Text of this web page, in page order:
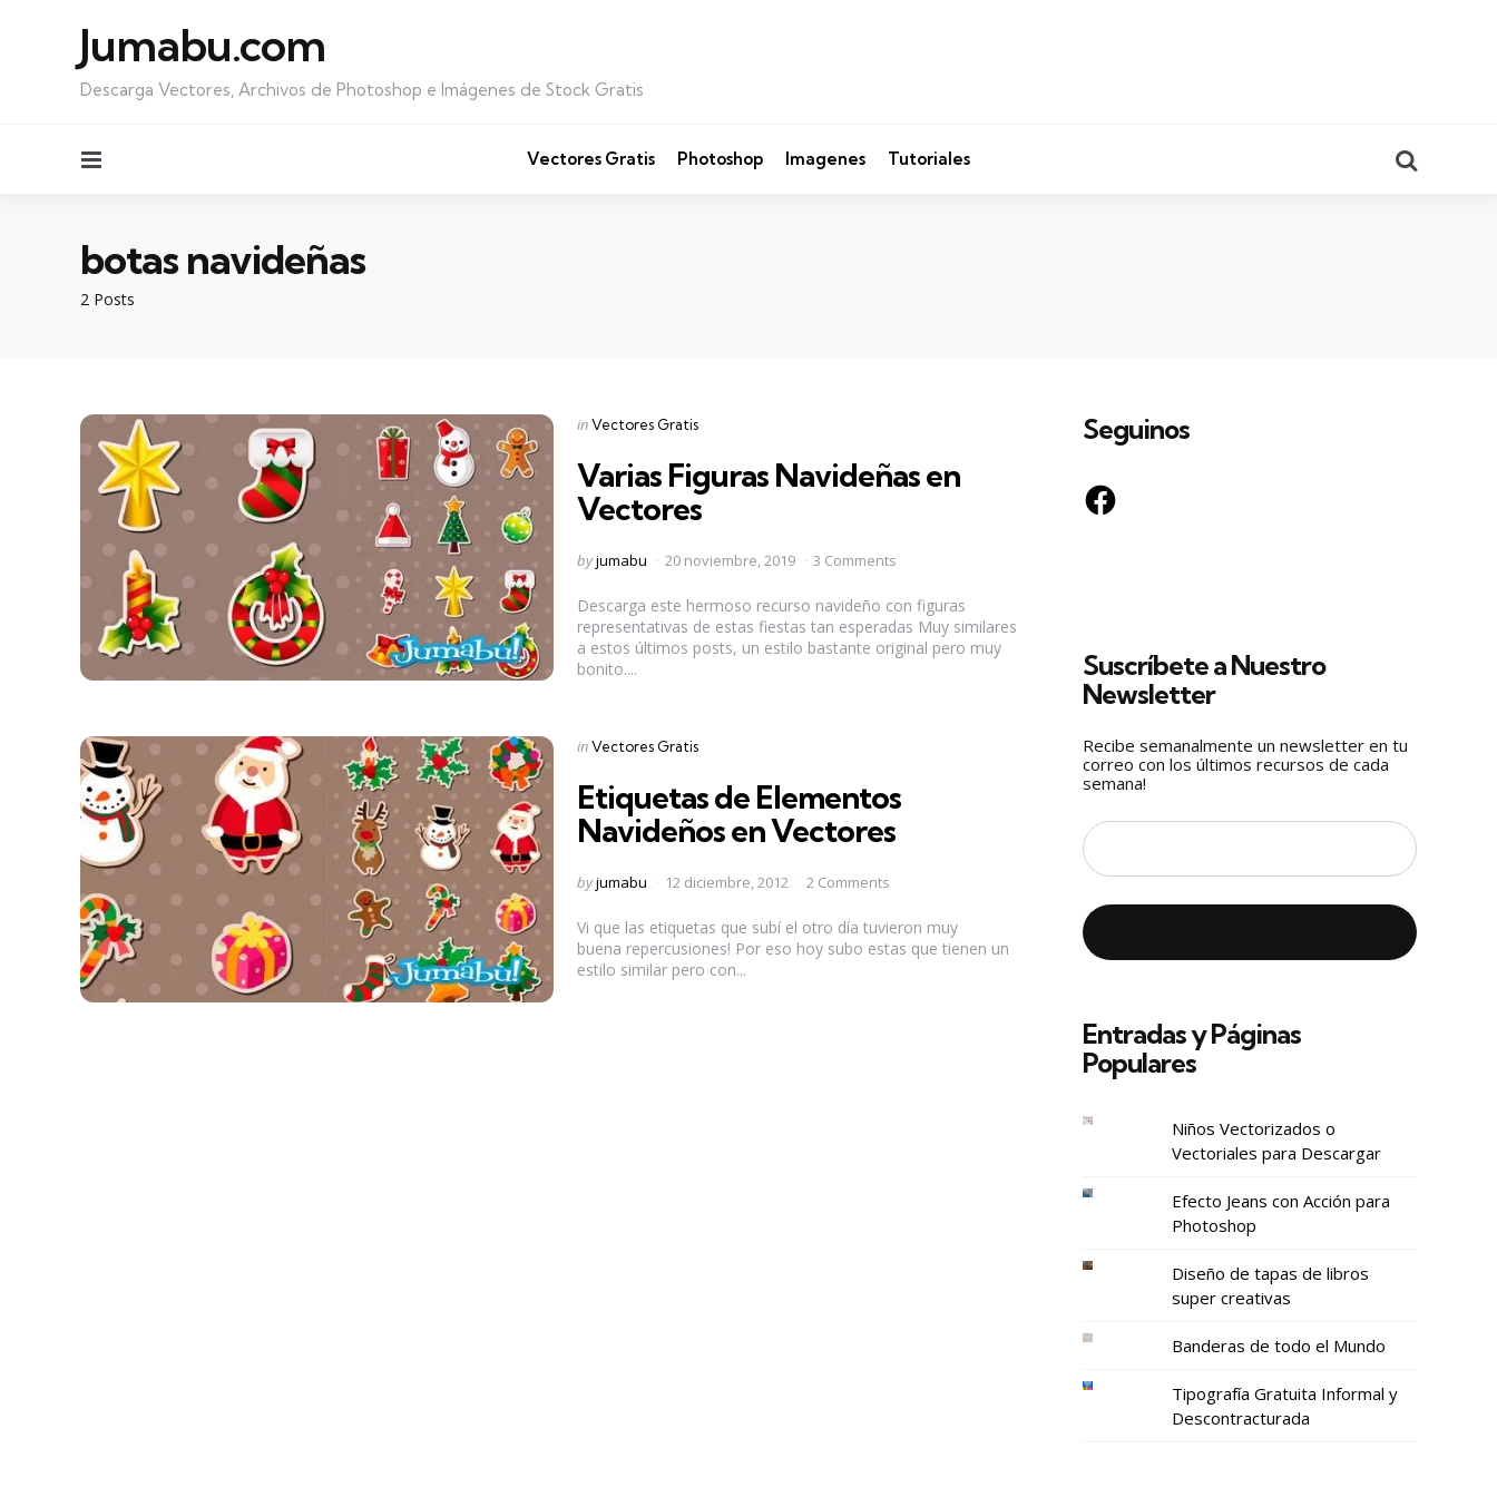
Jumabu.com
Descarga Vectores, Archivos de Photoshop e Imágenes de Stock Gratis
Vectores Gratis Photoshop Imagenes Tutoriales
2 Posts
botas navideñas
Categories
Posted
in Vectores Gratis
Varias Figuras Navideñas en
Vectores
Posted
byjumabu 20 noviembre, 2019 3 Comments
Descarga este hermoso recurso navideño con figuras
representativas de estas fiestas tan esperadas Muy similares
a estos últimos posts, un estilo bastante original pero muy
bonito....
Categories
Posted
in Vectores Gratis
Etiquetas de Elementos
Navideños en Vectores
Posted
byjumabu 12 diciembre, 2012 2 Comments
Vi que las etiquetas que subí el otro día tuvieron muy
buena repercusiones! Por eso hoy subo estas que tienen un
estilo similar pero con...
Seguinos
Facebook
Suscríbete a Nuestro
Newsletter
Recibe semanalmente un newsletter en tu
correo con los últimos recursos de cada
semana!
Entradas y Páginas
Populares
Niños Vectorizados o
Vectoriales para Descargar
Efecto Jeans con Acción para
Photoshop
Diseño de tapas de libros
super creativas
Banderas de todo el Mundo
Tipografía Gratuita Informal y
Descontracturada